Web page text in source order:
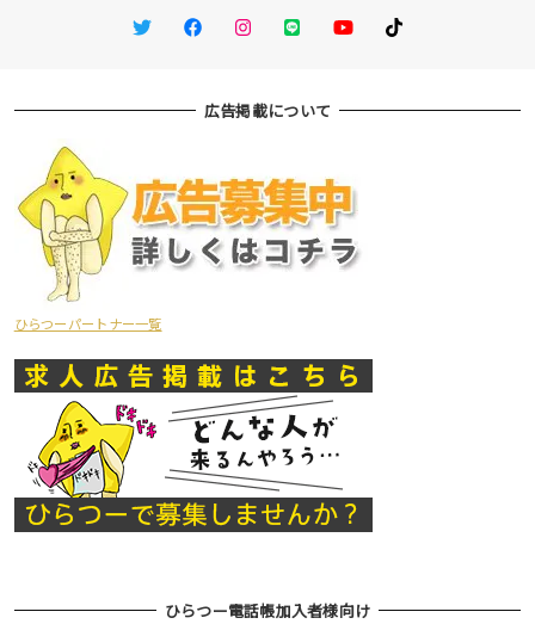
TwitterFacebookInstagram
LINE You TubeTikTok
広告掲載について
ひらつーパートナー一覧
ひらつー電話帳加入者様向け